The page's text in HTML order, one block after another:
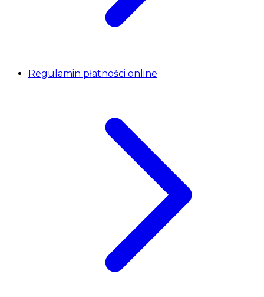
Regulamin płatności online